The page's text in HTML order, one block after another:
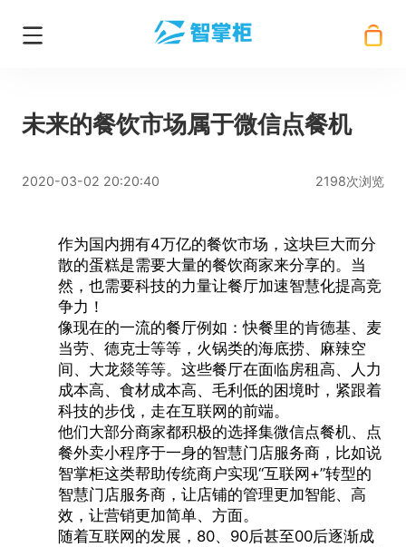
未来的餐饮市场属于微信点餐机
2020-03-02 20:20:40 2198次浏览
作为国内拥有4万亿的餐饮市场，这块巨大而分
散的蛋糕是需要大量的餐饮商家来分享的。当
然，也需要科技的力量让餐厅加速智慧化提高竞
争力！
像现在的一流的餐厅例如：快餐里的肯德基、麦
当劳、德克士等等，火锅类的海底捞、麻辣空
间、大龙燚等等。这些餐厅在面临房租高、人力
成本高、食材成本高、毛利低的困境时，紧跟着
科技的步伐，走在互联网的前端。
他们大部分商家都积极的选择集微信点餐机、点
餐外卖小程序于一身的智慧门店服务商，比如说
智掌柜这类帮助传统商户实现“互联网+”转型的
智慧门店服务商，让店铺的管理更加智能、高
效，让营销更加简单、方面。
随着互联网的发展，80、90后甚至00后逐渐成